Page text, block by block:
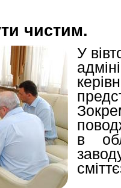
чистим.
У
в